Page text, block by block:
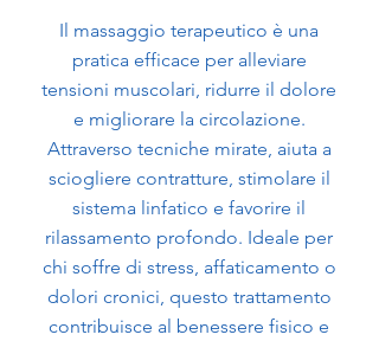
Il massaggio terapeutico è una
pratica efficace per alleviare
tensioni muscolari, ridurre il dolore
e migliorare la circolazione.
Attraverso tecniche mirate, aiuta a
sciogliere contratture, stimolare il
sistema linfatico e favorire il
rilassamento profondo. Ideale per
chi soffre di stress, affaticamento o
dolori cronici, questo trattamento
contribuisce al benessere fisico e